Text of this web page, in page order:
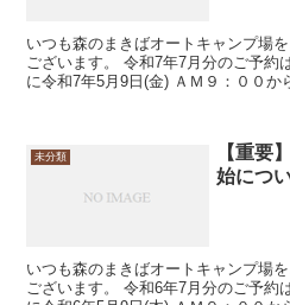
いつも森のまきばオートキャンプ場
ございます。 令和7年7月分のご予約
に令和7年5月9日(金) ＡＭ９：００
未分類
【重要
始につ
いつも森のまきばオートキャンプ場
ございます。 令和6年7月分のご予約